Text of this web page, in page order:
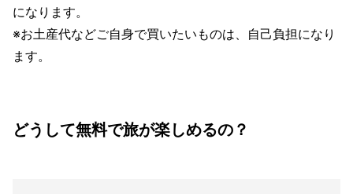
になります。
※お土産代などご自身で買いたいものは、自己負担になり
ます。
どうして無料で旅が楽しめるの？